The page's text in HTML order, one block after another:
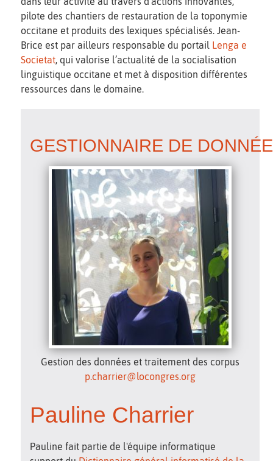
pilote des chantiers de restauration de la toponymie
occitane et produits des lexiques spécialisés. Jean-
Brice est par ailleurs responsable du portail Lenga e
Societat, qui valorise l’actualité de la socialisation
linguistique occitane et met à disposition différentes
ressources dans le domaine.
GESTIONNAIRE DE
Gestion des données et traitement des corpus
p.charrier@locongres.org
Pauline Charrier
Pauline fait partie de l'équipe informatique